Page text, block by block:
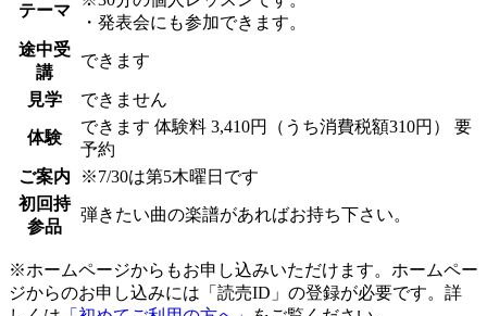
テーマ
・発表会にも参加できます。
途中受
講
できます
見学 できません
体験
できます 体験料 3,410円（うち消費税額310円） 要
予約
ご案内
※7/30は第5木曜日です
初回持
参品
弾きたい曲の楽譜があればお持ち下さい。
※ホームページからもお申し込みいただけます。ホームペー
ジからのお申し込みには「読売ID」の登録が必要です。詳